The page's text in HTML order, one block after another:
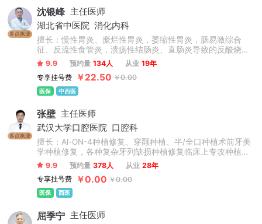
多点执业
沈银峰 主任医师
湖北省中医院 消化内科
擅长：慢性胃炎、糜烂性胃炎，萎缩性胃炎，肠易激综合
征、反流性食管炎，溃疡性结肠炎、直肠炎导致的反酸烧
心，胃疼胃胀，腹痛腹泻，粘液脓血便等功能性胃肠病;除此
之外还可以中西医结合治疗慢性肝炎、肝硬化、急慢性胆道
疾病，擅长肝、胆、胰恶性肿瘤、急性胰腺炎、胆管炎、腹
腔感染、肝脓肿等手术治疗。擅长中医治疗脾胃、肝胆疾病
9.9 预约量 134人 从业 19年
专享挂号费
￥22.50 ￥0.00
医保 中西医
多点执业
张壁 主任医师
武汉大学口腔医院
口腔科
擅长：Al-ON-4种植修复、穿颧种植、半/全口种植术前牙美
学种植修复，各种复杂牙列缺损种植修复临床上专攻种植牙
领域，致力于微创无痛牙种植、即刻牙种植及微创拔牙，精
通国际主流种植系统操作特点，带领修复团队为患者做个性
化设计，对于疑难牙种植临床经验丰富。
9.9 预约量 378人 从业 28年
专享挂号费
￥0.00 ￥0.00
医保 西医
屈季宁 主任医师